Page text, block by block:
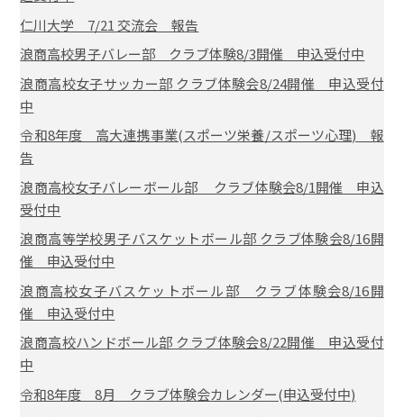
仁川大学 7/21 交流会 報告
浪商高校男子バレー部 クラブ体験8/3開催 申込受付中
浪商高校女子サッカー部 クラブ体験会8/24開催 申込受付
中
令和8年度 高大連携事業(スポーツ栄養/スポーツ心理) 報
告
浪商高校女子バレーボール部 クラブ体験会8/1開催 申込
受付中
浪商高等学校男子バスケットボール部 クラブ体験会8/16開
催 申込受付中
浪商高校女子バスケットボール部 クラブ体験会8/16開
催 申込受付中
浪商高校ハンドボール部 クラブ体験会8/22開催 申込受付
中
令和8年度 8月 クラブ体験会カレンダー(申込受付中)